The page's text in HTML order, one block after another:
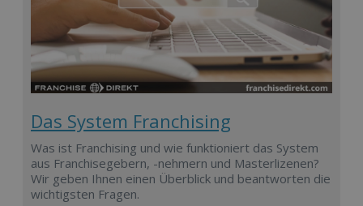
Das System Franchising
Was ist Franchising und wie funktioniert das System
aus Franchisegebern, -nehmern und Masterlizenen?
Wir geben Ihnen einen Überblick und beantworten die
wichtigsten Fragen.